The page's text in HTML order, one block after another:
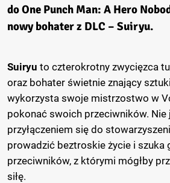
doOne Punch Man: A Hero
nowy bohater z DLC – Suiryu.
Suiryu to czterokrotny zwycięzca
oraz bohater świetnie znający
wykorzysta swoje mistrzostwo w
pokonać swoich przeciwników.
przyłączeniem się do
prowadzić beztroskie życie i szuka
przeciwników, z którymi mógłby
siłę.